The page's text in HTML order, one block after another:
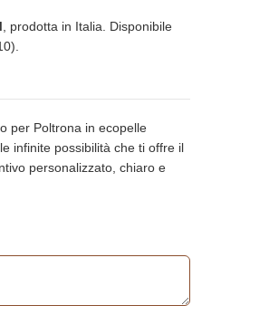
, prodotta in Italia. Disponibile
per Poltrona in ecopelle
infinite possibilità che ti offre il
personalizzato, chiaro e